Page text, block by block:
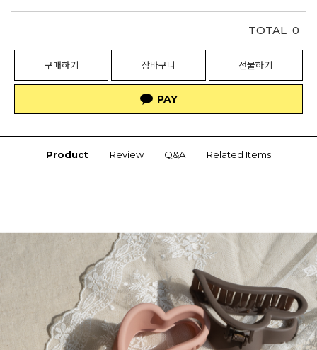
TOTAL 0
구매하기 장바구니 선물하기
Product Review Q&A Related Items